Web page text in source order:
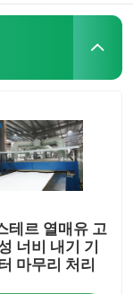
테르 열매유 고
너비 내기 기
마무리 처리